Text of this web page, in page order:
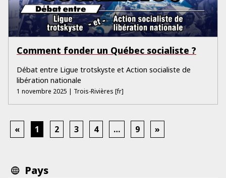
Comment fonder un Québec socialiste ?
Débat entre Ligue trotskyste et Action socialiste de
libération nationale
1 novembre 2025 | Trois-Rivières [fr]
« 1 2 3 4 … 9 »
Pays